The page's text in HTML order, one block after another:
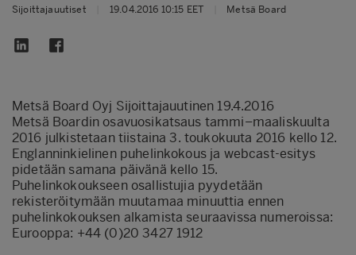
Sijoittajauutiset 19.04.2016 10:15 EET Metsä Board
Metsä Board Oyj Sijoittajauutinen 19.4.2016
Metsä Boardin osavuosikatsaus tammi–maaliskuulta
2016 julkistetaan tiistaina 3. toukokuuta 2016 kello 12.
Englanninkielinen puhelinkokous ja webcast-esitys
pidetään samana päivänä kello 15.
Puhelinkokoukseen osallistujia pyydetään
rekisteröitymään muutamaa minuuttia ennen
puhelinkokouksen alkamista seuraavissa numeroissa:
Eurooppa: +44 (0)20 3427 1912